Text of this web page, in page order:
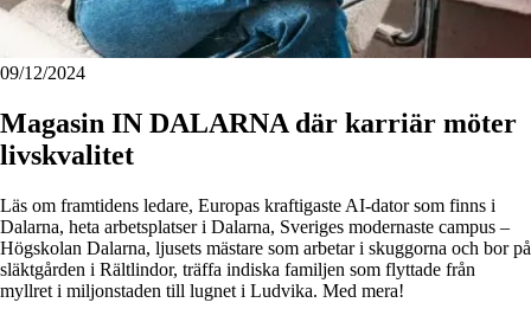
09/12/2024
Magasin IN DALARNA där karriär möter
livskvalitet
Läs om framtidens ledare, Europas kraftigaste AI-dator som finns i
Dalarna, heta arbetsplatser i Dalarna, Sveriges modernaste campus –
Högskolan Dalarna, ljusets mästare som arbetar i skuggorna och bor på
släktgården i Rältlindor, träffa indiska familjen som flyttade från
myllret i miljonstaden till lugnet i Ludvika. Med mera!